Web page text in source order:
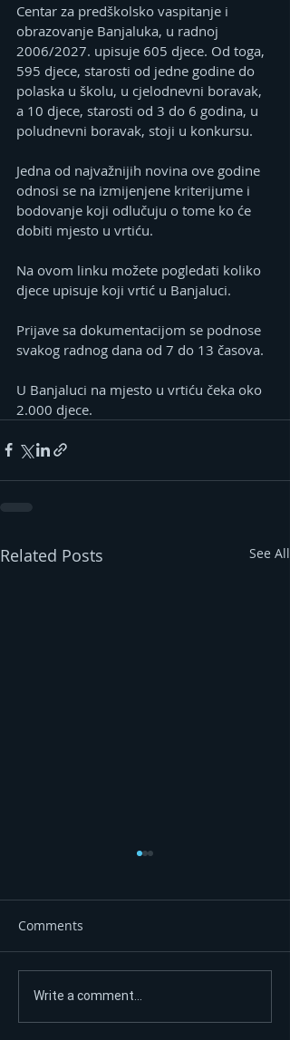
Centar za predškolsko vaspitanje i
obrazovanje Banjaluka, u radnoj
2006/2027. upisuje 605 djece. Od toga,
595 djece, starosti od jedne godine do
polaska u školu, u cjelodnevni boravak,
a 10 djece, starosti od 3 do 6 godina, u
poludnevni boravak, stoji u konkursu.
Jedna od najvažnijih novina ove godine
odnosi se na izmijenjene kriterijume i
bodovanje koji odlučuju o tome ko će
dobiti mjesto u vrtiću.
Na ovom linku možete pogledati koliko
djece upisuje koji vrtić u Banjaluci.
Prijave sa dokumentacijom se podnose
svakog radnog dana od 7 do 13 časova.
U Banjaluci na mjesto u vrtiću čeka oko
2.000 djece.
Related Posts See All
Prevoz tijela poginulih
planinara preko
Comments
Write a comment...